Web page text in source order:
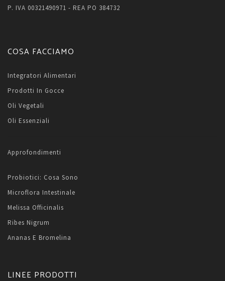
P. IVA 00321490971 - REA PO 384732
COSA FACCIAMO
Integratori Alimentari
Prodotti In Gocce
Oli Vegetali
Oli Essenziali
Approfondimenti
Probiotici: Cosa Sono
Microflora Intestinale
Melissa Officinalis
Ribes Nigrum
Ananas E Bromelina
LINEE PRODOTTI